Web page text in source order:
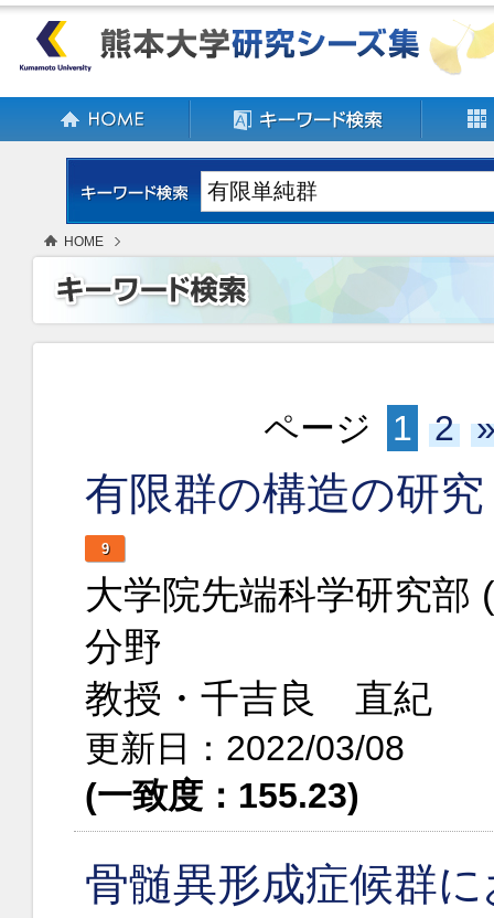
HOME
ページ 1 2
有限群の構造の研究
9
大学院先端科学研究
分野
教授・千吉良 直紀
更新日：2022/03/08
(一致度：155.23)
骨髄異形成症候群